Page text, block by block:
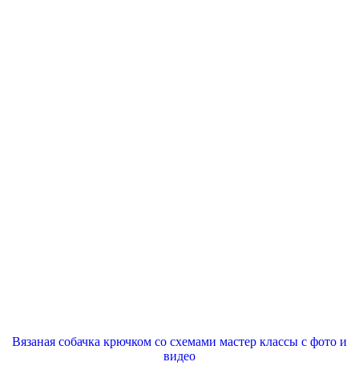
Вязаная собачка крючком со схемами мастер классы с фото и
видео